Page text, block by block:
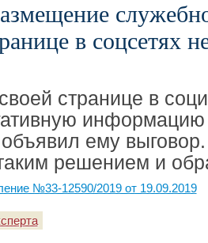
в соцсетях
странице в
информацию
ему
решением и
№33-12590/2019 от 19.09.2019